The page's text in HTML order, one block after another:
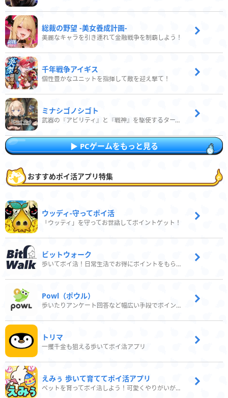
総裁の野望 -美女養成計画-
美麗なキャラを引き連れて金融戦争を制覇しよう！
千年戦争アイギス
個性豊かなユニットを指揮して敵を迎え撃て！
ミナシゴノシゴト
武器の『アビリティ』と『戦神』を駆使するターン制コマンドバトルRPG！
PCゲームをもっと見る
おすすめポイ活アプリ特集
ウッディ‐守ってポイ活
「ウッディ」を守ってお世話してポイントゲット！
ビットウォーク
歩いてポイ活！日常生活でお得にポイントをもらおう
Powl（ポウル）
歩いたりアンケート回答など幅広い手段でポイントをゲット
トリマ
一攫千金も狙える歩いてポイ活アプリ
えみぅ 歩いて育ててポイ活アプリ
ペットを育ってポイ活しよう！可愛くやりがいがある新感覚アプリ